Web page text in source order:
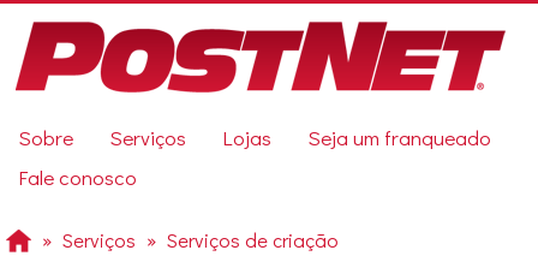
para
conteúdo
Sobre Serviços Lojas
Seja um franqueado
Fale conosco
Previous
Serviços Serviços de criação